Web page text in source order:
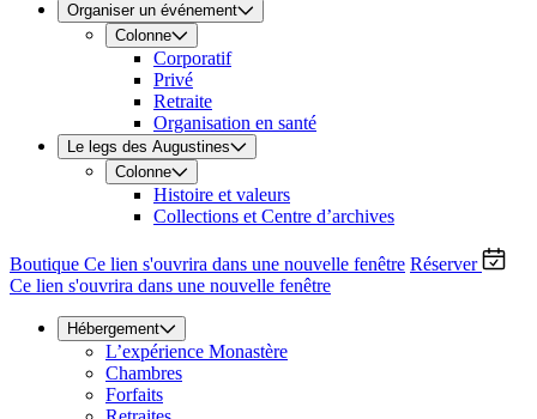
Organiser un événement
Colonne
Corporatif
Privé
Retraite
Organisation en santé
Le legs des Augustines
Colonne
Histoire et valeurs
Collections et Centre d’archives
Boutique Ce lien s'ouvrira dans une nouvelle fenêtre Réserver
Ce lien s'ouvrira dans une nouvelle fenêtre
Hébergement
L’expérience Monastère
Chambres
Forfaits